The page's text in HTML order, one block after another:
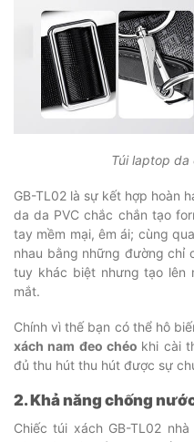
Túi laptop da
GB-TL02 là sự kết hợp hoàn
da da PVC chắc chắn tạo
tay mềm mại, êm ái; cùng
nhau bằng những đường chỉ
tuy khác biệt nhưng tạo lên
mắt.
Chính vì thế bạn có thể hô
xách nam đeo chéo khi cài
đủ thu hút thu hút được sự
2. Khả năng chống
Chiếc túi xách GB-TL02